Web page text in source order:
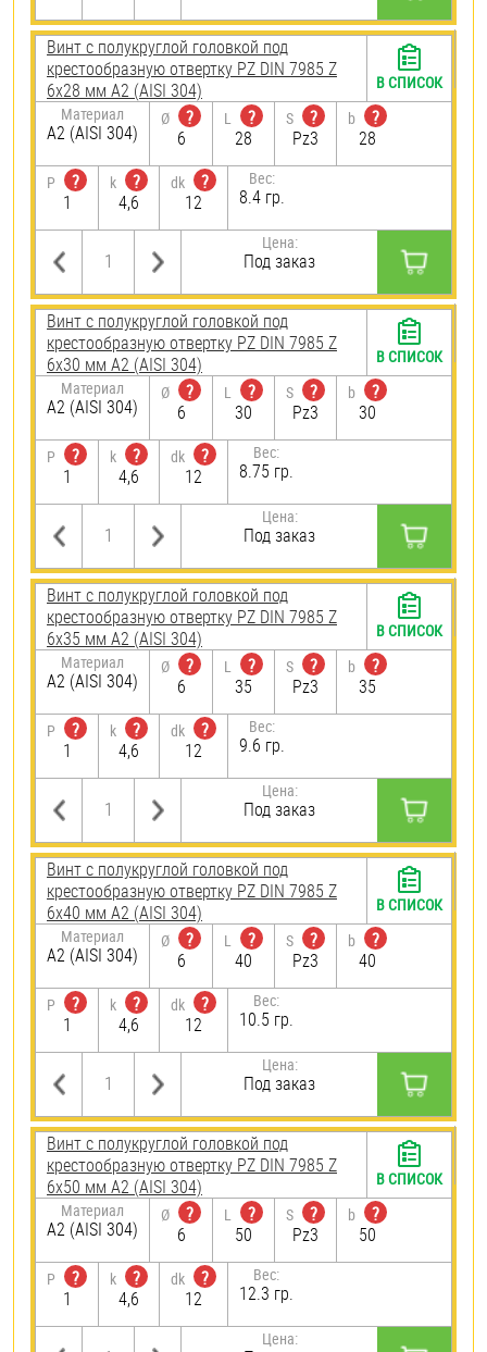
Винт с полукруглой головкой под
крестообразную отвертку PZ DIN 7985 Z
6х28 мм А2 (AISI 304)
Материал
А2 (AISI 304)
Ø
?
6
L
?
28
S
?
Pz3
b
?
28
P
?
1
k
?
4,6
dk
?
12
Вес:
8.4 гр.
Цена:
Под заказ
В СПИСОК
Винт с полукруглой головкой под
крестообразную отвертку PZ DIN 7985 Z
6х30 мм А2 (AISI 304)
Материал
А2 (AISI 304)
Ø
?
6
L
?
30
S
?
Pz3
b
?
30
P
?
1
k
?
4,6
dk
?
12
Вес:
8.75 гр.
Цена:
Под заказ
В СПИСОК
Винт с полукруглой головкой под
крестообразную отвертку PZ DIN 7985 Z
6х35 мм А2 (AISI 304)
Материал
А2 (AISI 304)
Ø
?
6
L
?
35
S
?
Pz3
b
?
35
P
?
1
k
?
4,6
dk
?
12
Вес:
9.6 гр.
Цена:
Под заказ
В СПИСОК
Винт с полукруглой головкой под
крестообразную отвертку PZ DIN 7985 Z
6х40 мм А2 (AISI 304)
Материал
А2 (AISI 304)
Ø
?
6
L
?
40
S
?
Pz3
b
?
40
P
?
1
k
?
4,6
dk
?
12
Вес:
10.5 гр.
Цена:
Под заказ
В СПИСОК
Винт с полукруглой головкой под
крестообразную отвертку PZ DIN 7985 Z
6х50 мм А2 (AISI 304)
Материал
А2 (AISI 304)
Ø
?
6
L
?
50
S
?
Pz3
b
?
50
P
?
1
k
?
4,6
dk
?
12
Вес:
12.3 гр.
Цена:
В СПИСОК